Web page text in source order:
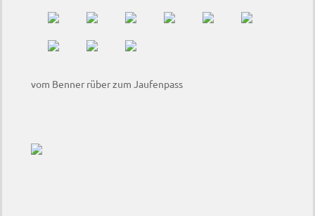
vom Benner rüber zum Jaufenpass